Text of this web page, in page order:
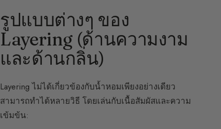
รูปแบบต่างๆ ของ
Layering (ด้านความงาม
และด้านกลิ่น)
Layering ไม่ได้เกี่ยวข้องกับน้ำหอมเพียงอย่างเดียว
สามารถทำได้หลายวิธี โดยเล่นกับเนื้อสัมผัสและความ
เข้มข้น: